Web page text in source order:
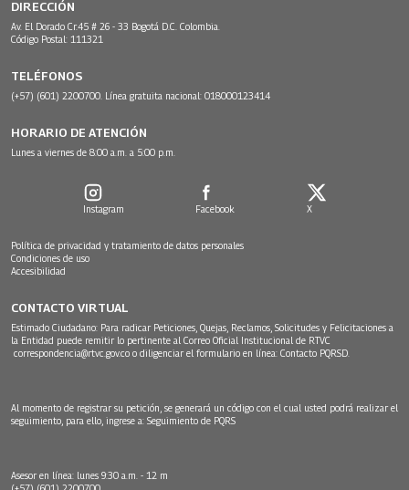
DIRECCIÓN
Av. El Dorado Cr.45 # 26 - 33 Bogotá D.C. Colombia.
Código Postal: 111321
TELÉFONOS
(+57) (601) 2200700. Línea gratuita nacional: 018000123414
HORARIO DE ATENCIÓN
Lunes a viernes de 8:00 a.m. a 5:00 p.m.
Instagram Facebook X
Política de privacidad y tratamiento de datos personales
Condiciones de uso
Accesibilidad
CONTACTO VIRTUAL
Estimado Ciudadano: Para radicar Peticiones, Quejas, Reclamos, Solicitudes y Felicitaciones a
la Entidad puede remitir lo pertinente al Correo Oficial Institucional de RTVC
correspondencia@rtvc.gov.co o diligenciar el formulario en línea: Contacto PQRSD.
Al momento de registrar su petición, se generará un código con el cual usted podrá realizar el
seguimiento, para ello, ingrese a: Seguimiento de PQRS
Asesor en línea: lunes 9:30 a.m. - 12 m